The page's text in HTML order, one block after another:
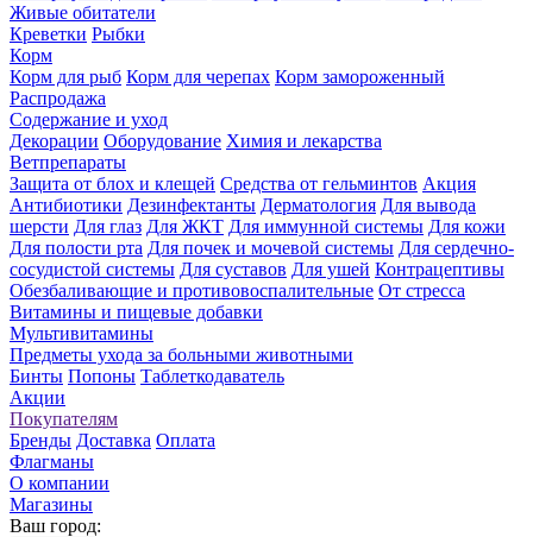
Живые обитатели
Креветки Рыбки
Корм
Корм для рыб Корм для черепах Корм замороженный
Распродажа
Содержание и уход
Декорации Оборудование Химия и лекарства
Ветпрепараты
Защита от блох и клещей Средства от гельминтов Акция
Антибиотики Дезинфектанты Дерматология Для вывода
шерсти Для глаз Для ЖКТ Для иммунной системы Для кожи
Для полости рта Для почек и мочевой системы Для сердечно-
сосудистой системы Для суставов Для ушей Контрацептивы
Обезбаливающие и противовоспалительные От стресса
Витамины и пищевые добавки
Мультивитамины
Предметы ухода за больными животными
Бинты Попоны Таблеткодаватель
Акции
Покупателям
Бренды Доставка Оплата
Флагманы
О компании
Магазины
Ваш город: